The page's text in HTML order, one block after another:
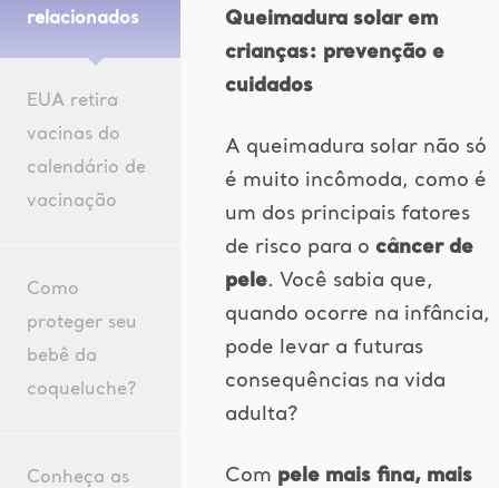
relacionados
EUA retira
vacinas do
calendário de
vacinação
Como
proteger seu
bebê da
coqueluche?
Conheça as
Queimadura solar em
crianças: prevenção e
cuidados
A queimadura solar não só
é muito incômoda, como é
um dos principais fatores
de risco para ocâncer de
pele. Você sabia que,
quando ocorre na infância,
pode levar a futuras
consequências na vida
adulta?
Com pele mais fina, mais